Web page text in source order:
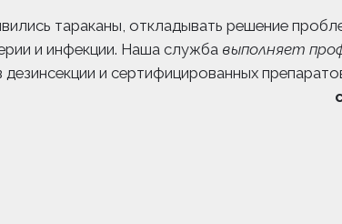
тараканы, откладывать решение
и инфекции. Наша служба выполняет
и сертифицированных